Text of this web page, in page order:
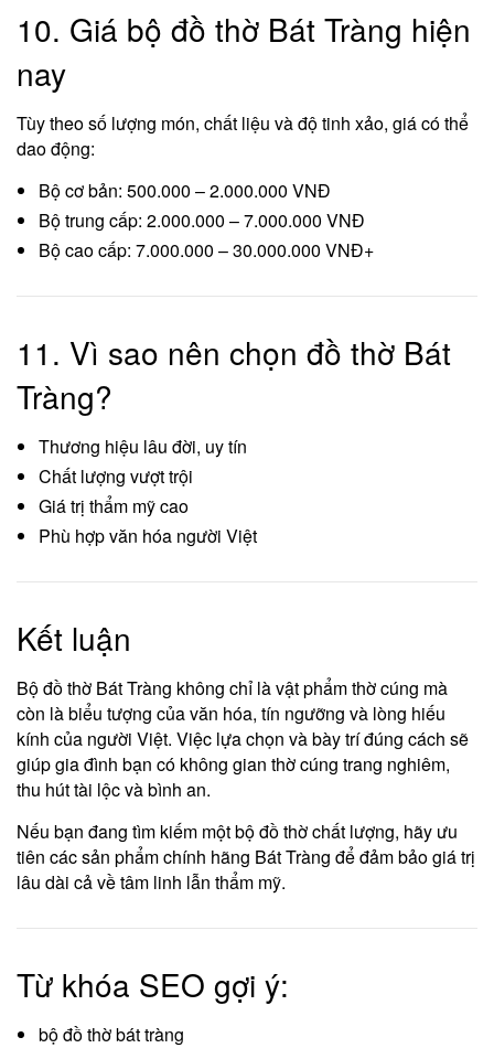
10. Giá bộ đồ thờ Bát Tràng hiện
nay
Tùy theo số lượng món, chất liệu và độ tinh xảo, giá có thể
dao động:
Bộ cơ bản: 500.000 – 2.000.000 VNĐ
Bộ trung cấp: 2.000.000 – 7.000.000 VNĐ
Bộ cao cấp: 7.000.000 – 30.000.000 VNĐ+
11. Vì sao nên chọn đồ thờ Bát
Tràng?
Thương hiệu lâu đời, uy tín
Chất lượng vượt trội
Giá trị thẩm mỹ cao
Phù hợp văn hóa người Việt
Kết luận
Bộ đồ thờ Bát Tràng không chỉ là vật phẩm thờ cúng mà
còn là biểu tượng của văn hóa, tín ngưỡng và lòng hiếu
kính của người Việt. Việc lựa chọn và bày trí đúng cách sẽ
giúp gia đình bạn có không gian thờ cúng trang nghiêm,
thu hút tài lộc và bình an.
Nếu bạn đang tìm kiếm một bộ đồ thờ chất lượng, hãy ưu
tiên các sản phẩm chính hãng Bát Tràng để đảm bảo giá trị
lâu dài cả về tâm linh lẫn thẩm mỹ.
Từ khóa SEO gợi ý:
bộ đồ thờ bát tràng